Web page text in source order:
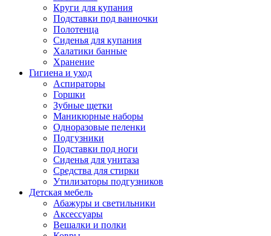
Круги для купания
Подставки под ванночки
Полотенца
Сиденья для купания
Халатики банные
Хранение
Гигиена и уход
Аспираторы
Горшки
Зубные щетки
Маникюрные наборы
Одноразовые пеленки
Подгузники
Подставки под ноги
Сиденья для унитаза
Средства для стирки
Утилизаторы подгузников
Детская мебель
Абажуры и светильники
Аксессуары
Вешалки и полки